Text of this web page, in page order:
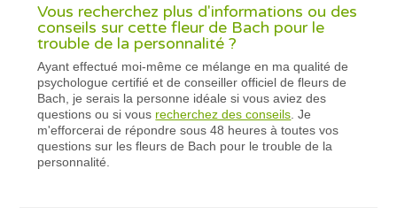
Vous recherchez plus d'informations ou des
conseils sur cette fleur de Bach pour le
trouble de la personnalité ?
Ayant effectué moi-même ce mélange en ma qualité de
psychologue certifié et de conseiller officiel de fleurs de
Bach, je serais la personne idéale si vous aviez des
questions ou si vous recherchez des conseils . Je
m'efforcerai de répondre sous 48 heures à toutes vos
questions sur les fleurs de Bach pour le trouble de la
personnalité.